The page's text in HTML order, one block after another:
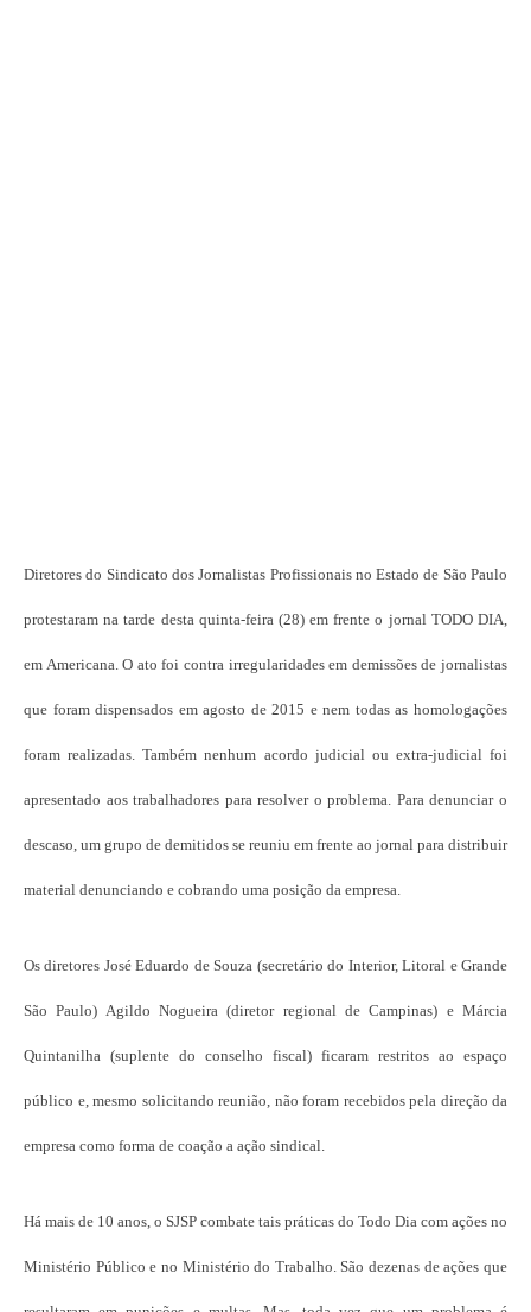
Diretores do Sindicato dos Jornalistas Profissionais no Estado de São Paulo
protestaram na tarde desta quinta-feira (28) em frente o jornal TODO DIA,
em Americana. O ato foi contra irregularidades em demissões de jornalistas
que foram dispensados em agosto de 2015 e nem todas as homologações
foram realizadas. Também nenhum acordo judicial ou extra-judicial foi
apresentado aos trabalhadores para resolver o problema. Para denunciar o
descaso, um grupo de demitidos se reuniu em frente ao jornal para distribuir
material denunciando e cobrando uma posição da empresa.
Os diretores José Eduardo de Souza (secretário do Interior, Litoral e Grande
São Paulo) Agildo Nogueira (diretor regional de Campinas) e Márcia
Quintanilha (suplente do conselho fiscal) ficaram restritos ao espaço
público e, mesmo solicitando reunião, não foram recebidos pela direção da
empresa como forma de coação a ação sindical.
Há mais de 10 anos, o SJSP combate tais práticas do Todo Dia com ações no
Ministério Público e no Ministério do Trabalho. São dezenas de ações que